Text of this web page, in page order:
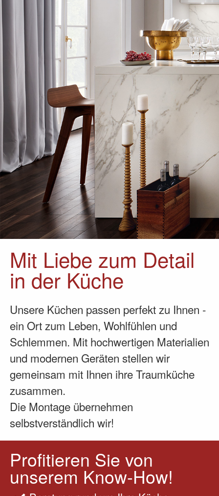
Mit Liebe zum Detail
in der Küche
Unsere Küchen passen perfekt zu Ihnen -
ein Ort zum Leben, Wohlfühlen und
Schlemmen. Mit hochwertigen Materialien
und modernen Geräten stellen wir
gemeinsam mit Ihnen ihre Traumküche
zusammen.
Die Montage übernehmen
selbstverständlich wir!
Profitieren Sie von
unserem Know-How!